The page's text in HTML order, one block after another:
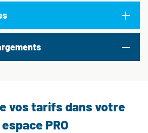
vos tarifs dans votre
espace PRO